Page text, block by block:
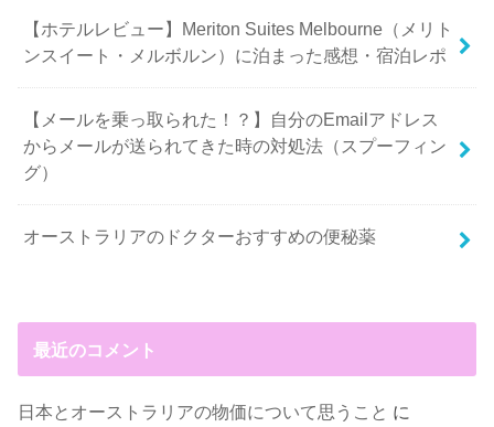
【ホテルレビュー】Meriton Suites Melbourne（メリト
ンスイート・メルボルン）に泊まった感想・宿泊レポ
【メールを乗っ取られた！？】自分のEmailアドレス
からメールが送られてきた時の対処法（スプーフィン
グ）
オーストラリアのドクターおすすめの便秘薬
最近のコメント
日本とオーストラリアの物価について思うこと に